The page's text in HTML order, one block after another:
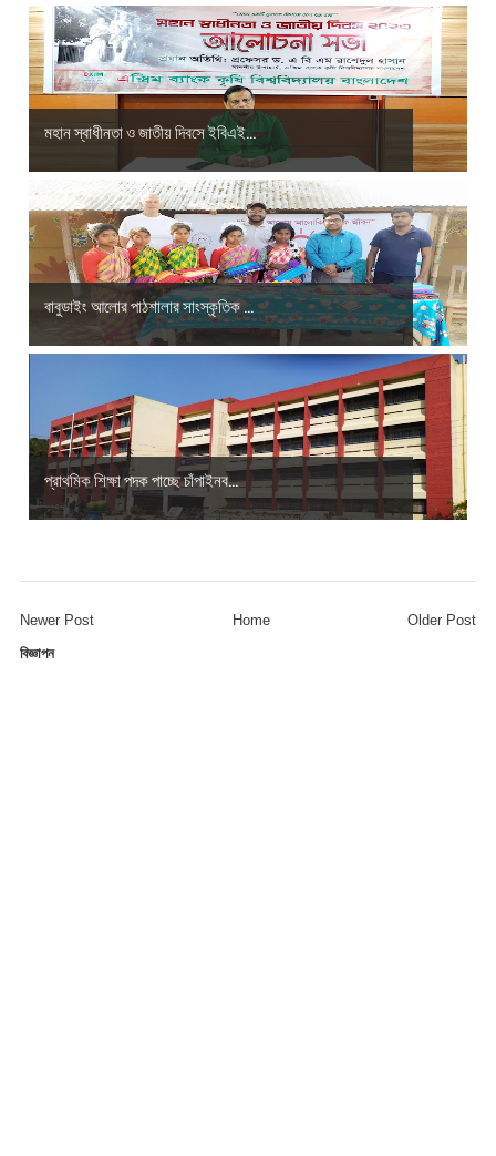
মহান স্বাধীনতা ও জাতীয় দিবসে ইবিএই...
বাবুডাইং আলোর পাঠশালার সাংস্কৃতিক ...
প্রাথমিক শিক্ষা পদক পাচ্ছে চাঁপাইনব...
Newer Post Older Post
Home
বিজ্ঞাপন